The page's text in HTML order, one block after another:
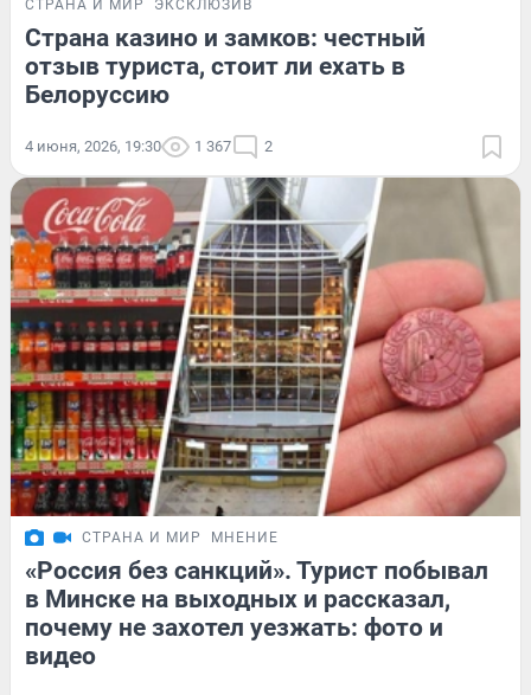
СТРАНА И МИР ЭКСКЛЮЗИВ
Страна казино и замков: честный
отзыв туриста, стоит ли ехать в
Белоруссию
4 июня, 2026, 19:30 1 367 2
СТРАНА И МИР МНЕНИЕ
«Россия без санкций». Турист побывал
в Минске на выходных и рассказал,
почему не захотел уезжать: фото и
видео